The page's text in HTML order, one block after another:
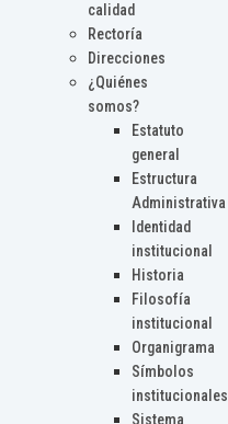
calidad
Rectoría
Direcciones
¿Quiénes
somos?
Estatuto
general
Estructura
Administrativa
Identidad
institucional
Historia
Filosofía
institucional
Organigrama
Símbolos
institucionales
Sistema